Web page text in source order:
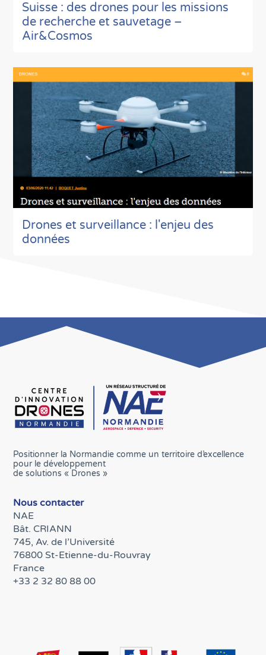
Suisse : des drones pour les missions
de recherche et sauvetage –
Air&Cosmos
Drones et surveillance : l'enjeu des
données
Positionner la Normandie comme un territoire d’excellence
pour le développement
de solutions « Drones »
Nous contacter
NAE
Bât. CRIANN
745, Av. de l’Université
76800 St-Etienne-du-Rouvray
France
+33 2 32 80 88 00